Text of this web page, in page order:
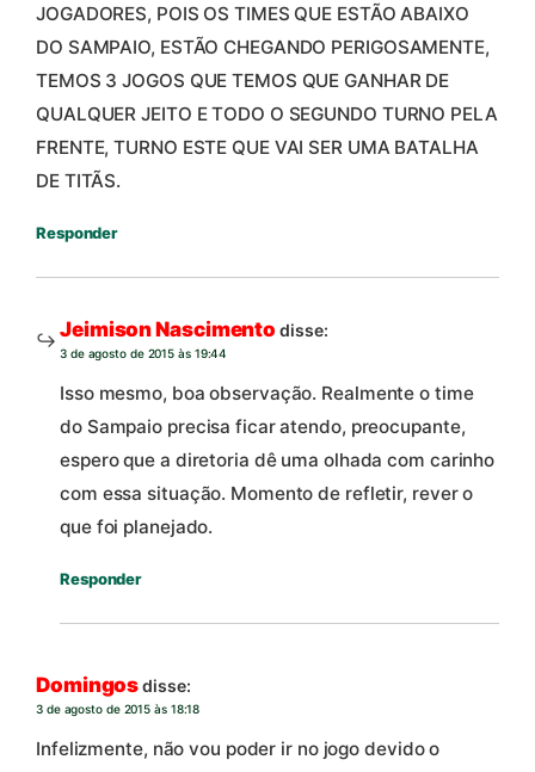
JOGADORES, POIS OS TIMES QUE ESTÃO ABAIXO
DO SAMPAIO, ESTÃO CHEGANDO PERIGOSAMENTE,
TEMOS 3 JOGOS QUE TEMOS QUE GANHAR DE
QUALQUER JEITO E TODO O SEGUNDO TURNO PELA
FRENTE, TURNO ESTE QUE VAI SER UMA BATALHA
DE TITÃS.
Responder
Jeimison Nascimento disse:
3 de agosto de 2015 às 19:44
Isso mesmo, boa observação. Realmente o time
do Sampaio precisa ficar atendo, preocupante,
espero que a diretoria dê uma olhada com carinho
com essa situação. Momento de refletir, rever o
que foi planejado.
Responder
Domingosdisse:
3 de agosto de 2015 às 18:18
Infelizmente, não vou poder ir no jogo devido o